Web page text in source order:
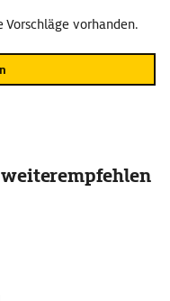
vorhanden.
weiterempfehlen